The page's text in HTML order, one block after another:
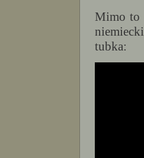
Mimo to
tubka: